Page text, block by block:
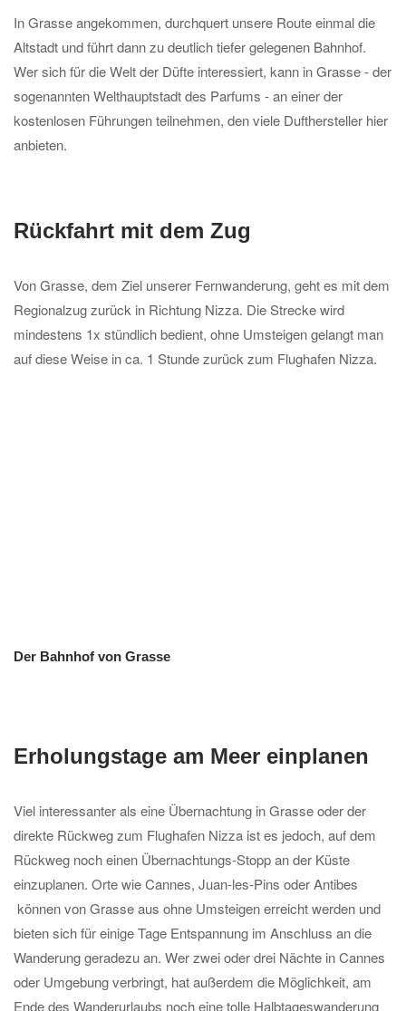
In Grasse angekommen, durchquert unsere Route einmal die
Altstadt und führt dann zu deutlich tiefer gelegenen Bahnhof.
Wer sich für die Welt der Düfte interessiert, kann in Grasse - der
sogenannten Welthauptstadt des Parfums - an einer der
kostenlosen Führungen teilnehmen, den viele Dufthersteller hier
anbieten.
Rückfahrt mit dem Zug
Von Grasse, dem Ziel unserer Fernwanderung, geht es mit dem
Regionalzug zurück in Richtung Nizza. Die Strecke wird
mindestens 1x stündlich bedient, ohne Umsteigen gelangt man
auf diese Weise in ca. 1 Stunde zurück zum Flughafen Nizza.
Der Bahnhof von Grasse
Erholungstage am Meer einplanen
Viel interessanter als eine Übernachtung in Grasse oder der
direkte Rückweg zum Flughafen Nizza ist es jedoch, auf dem
Rückweg noch einen Übernachtungs-Stopp an der Küste
einzuplanen. Orte wie Cannes, Juan-les-Pins oder Antibes
können von Grasse aus ohne Umsteigen erreicht werden und
bieten sich für einige Tage Entspannung im Anschluss an die
Wanderung geradezu an. Wer zwei oder drei Nächte in Cannes
oder Umgebung verbringt, hat außerdem die Möglichkeit, am
Ende des Wanderurlaubs noch eine tolle Halbtageswanderung